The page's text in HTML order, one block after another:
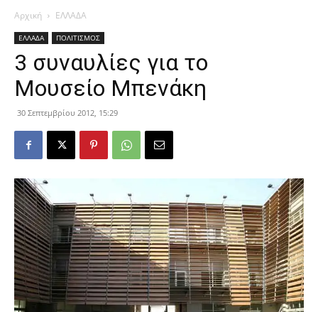
Αρχική ΕΛΛΑΔΑ
ΕΛΛΑΔΑ ΠΟΛΙΤΙΣΜΟΣ
3 συναυλίες για το
Μουσείο Μπενάκη
30 Σεπτεμβρίου 2012, 15:29